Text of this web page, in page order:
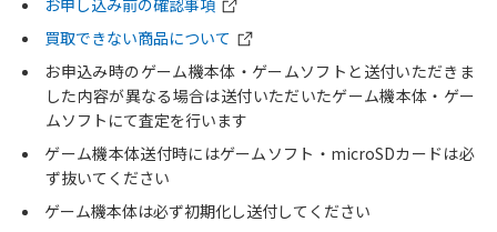
お申し込み前の確認事項
買取できない商品について
お申込み時のゲーム機本体・ゲームソフトと送付いただきま
した内容が異なる場合は送付いただいたゲーム機本体・ゲー
ムソフトにて査定を行います
ゲーム機本体送付時にはゲームソフト・microSDカードは必
ず抜いてください
ゲーム機本体は必ず初期化し送付してください